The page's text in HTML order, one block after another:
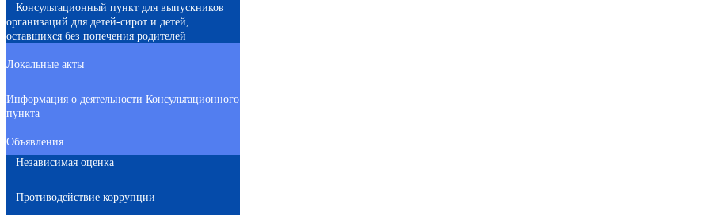
Консультационный пункт для выпускников
организаций для детей-сирот и детей,
оставшихся без попечения родителей
Локальные акты
Информация о деятельности Консультационного
пункта
Объявления
Независимая оценка
Противодействие коррупции